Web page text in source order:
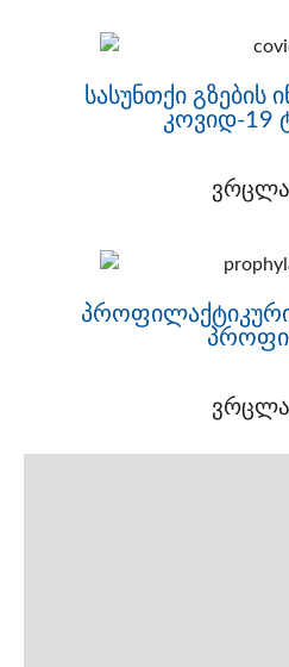
სასუნთქი გზების
კოვიდ-19